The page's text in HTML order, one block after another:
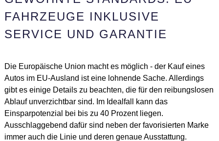
FAHRZEUGE INKLUSIVE
SERVICE UND GARANTIE
Die Europäische Union macht es möglich - der Kauf eines
Autos im EU-Ausland ist eine lohnende Sache. Allerdings
gibt es einige Details zu beachten, die für den reibungslosen
Ablauf unverzichtbar sind. Im Idealfall kann das
Einsparpotenzial bei bis zu 40 Prozent liegen.
Ausschlaggebend dafür sind neben der favorisierten Marke
immer auch die Linie und deren genaue Ausstattung.